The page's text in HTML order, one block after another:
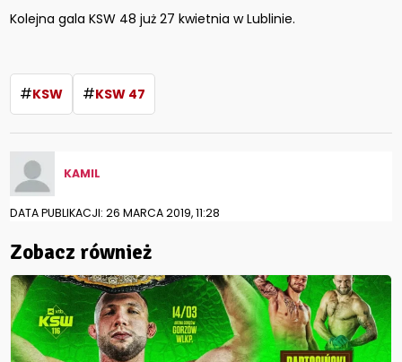
Kolejna gala KSW 48 już 27 kwietnia w Lublinie.
#KSW #KSW 47
KAMIL
DATA PUBLIKACJI: 26 MARCA 2019, 11:28
Zobacz również